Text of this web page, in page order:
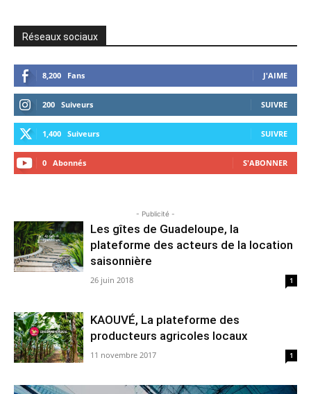
Réseaux sociaux
8,200 Fans J'AIME
200 Suiveurs SUIVRE
1,400 Suiveurs SUIVRE
0 Abonnés S'ABONNER
- Publicité -
Les gîtes de Guadeloupe, la
plateforme des acteurs de la location
saisonnière
26 juin 2018 1
KAOUVÉ, La plateforme des
producteurs agricoles locaux
11 novembre 2017 1